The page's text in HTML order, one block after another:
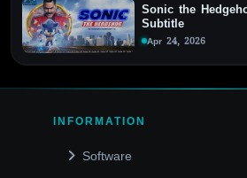
Sonic the
Subtitle
Apr 24, 2026
INFORMATION
Software